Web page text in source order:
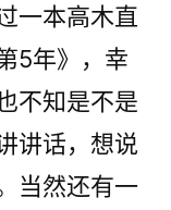
生
活
第
十
天
一本高木直
5年》，幸
不知是不是
讲话，想说
当然还有一